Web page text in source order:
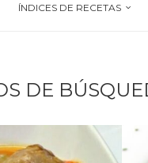
ÍNDICES DE RECETAS
DE